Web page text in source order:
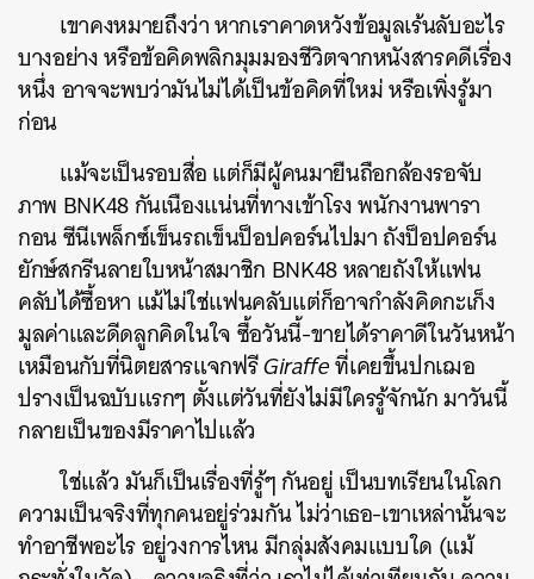
เขาคงหมายถึงว่า หากเราคาดหวังข้อมูลเร้นลับอะไร
บางอย่าง หรือข้อคิดพลิกมุมมองชีวิตจากหนังสารคดีเรื่อง
หนึ่ง อาจจะพบว่ามันไม่ได้เป็นข้อคิดที่ใหม่ หรือเพิ่งรู้มา
ก่อน
แม้จะเป็นรอบสื่อ แต่ก็มีผู้คนมายืนถือกล้องรอจับ
ภาพ BNK48 กันเนืองแน่นที่ทางเข้าโรง พนักงานพารา
กอน ซีนีเพล็กซ์เข็นรถเข็นป็อปคอร์นไปมา ถังป็อปคอร์น
ยักษ์สกรีนลายใบหน้าสมาชิก BNK48 หลายถังให้แฟน
คลับได้ซื้อหา แม้ไม่ใช่แฟนคลับแต่ก็อาจกำลังคิดกะเก็ง
มูลค่าและดีดลูกคิดในใจ ซื้อวันนี้-ขายได้ราคาดีในวันหน้า
เหมือนกับที่นิตยสารแจกฟรีGiraffeที่เคยขึ้นปกเฌอ
ปรางเป็นฉบับแรกๆ ตั้งแต่วันที่ยังไม่มีใครรู้จักนัก มาวันนี้
กลายเป็นของมีราคาไปแล้ว
ใช่แล้ว มันก็เป็นเรื่องที่รู้ๆ กันอยู่ เป็นบทเรียนในโลก
ความเป็นจริงที่ทุกคนอยู่ร่วมกัน ไม่ว่าเธอ-เขาเหล่านั้นจะ
ทำอาชีพอะไร อยู่วงการไหน มีกลุ่มสังคมแบบใด (แม้